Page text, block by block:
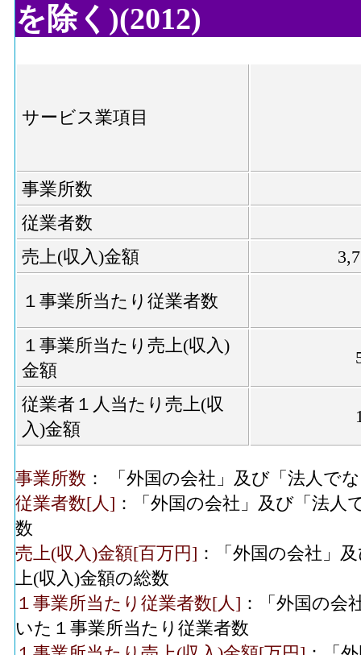
を除く)(2012)
サービス業項目
事業所数
従業者数
売上(収入)金額
１事業所当たり従業者数
１事業所当たり売上(収入)
金額
従業者１人当たり売上(収
入)金額
事業所数 ： 「外国の会社」及び「法人で
従業者数[人] ：「外国の会社」及び「法
数
売上(収入)金額[百万円] ：「外国の会社」
上(収入)金額の総数
１事業所当たり従業者数[人] ：「外国の会
いた１事業所当たり従業者数